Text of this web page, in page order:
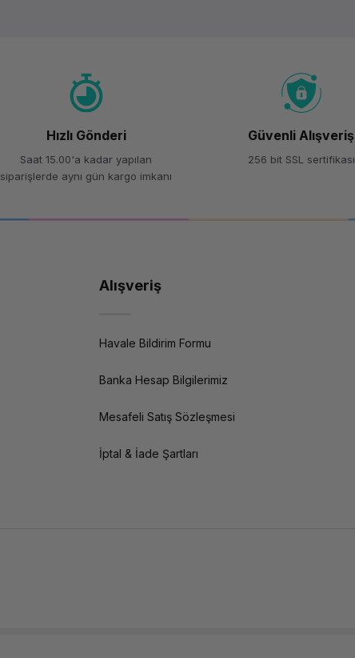
Hızlı Gönderi
Saat 15.00'a kadar yapılan
siparişlerde aynı gün kargo imkanı
Güvenli Alışveriş
256 bit SSL sertifikası
Alışveriş
Havale Bildirim Formu
Banka Hesap Bilgilerimiz
Mesafeli Satış Sözleşmesi
İptal & İade Şartları